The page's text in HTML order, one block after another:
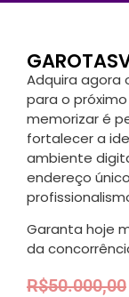
Adquira agora
para o
memorizar é
fortalecer a
ambiente
endereço
Garanta hoje
da
R$50.000,00